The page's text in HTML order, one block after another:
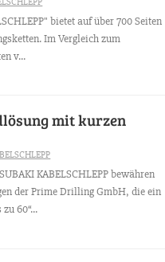
bietet auf über 700 Seiten
Im Vergleich zum
v...
mit kurzen
KABELSCHLEPP bewähren
der Prime Drilling GmbH, die ein
60“...